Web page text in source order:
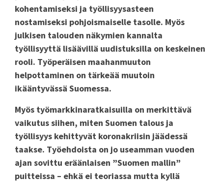
kohentamiseksi ja työllisyysasteen
nostamiseksi pohjoismaiselle tasolle. Myös
julkisen talouden näkymien kannalta
työllisyyttä lisäävillä uudistuksilla on keskeinen
rooli. Työperäisen maahanmuuton
helpottaminen on tärkeää muutoin
ikääntyvässä Suomessa.
Myös työmarkkinaratkaisuilla on merkittävä
vaikutus siihen, miten Suomen talous ja
työllisyys kehittyvät koronakriisin jäädessä
taakse. Työehdoista on jo useamman vuoden
ajan sovittu eräänlaisen ”Suomen mallin”
puitteissa – ehkä ei teoriassa mutta kyllä